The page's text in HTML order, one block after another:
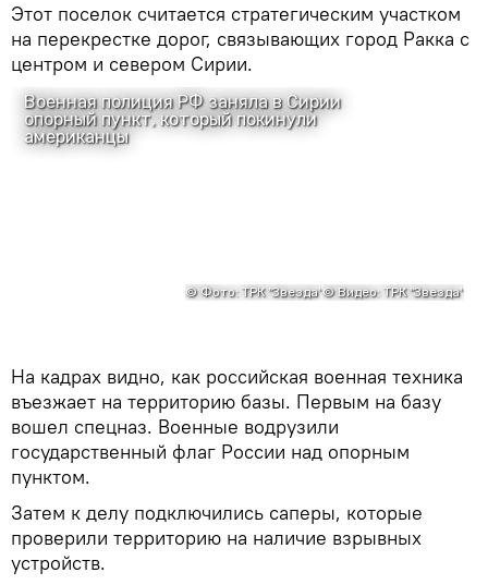
Этот поселок считается стратегическим участком
на перекрестке дорог, связывающих город Ракка с
центром и севером Сирии.
На кадрах видно, как российская военная техника
въезжает на территорию базы. Первым на базу
вошел спецназ. Военные водрузили
государственный флаг России над опорным
пунктом.
Затем к делу подключились саперы, которые
проверили территорию на наличие взрывных
устройств.